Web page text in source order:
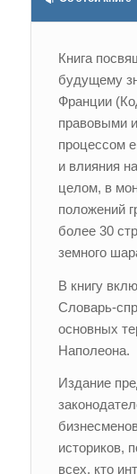
Книга
будущему
Франции
правовыми
процессом
и влияния
целом, в
положений
более 30
земного
В книгу
Словарь-
основных
Наполеона.
Издание
историков,
всех, кто